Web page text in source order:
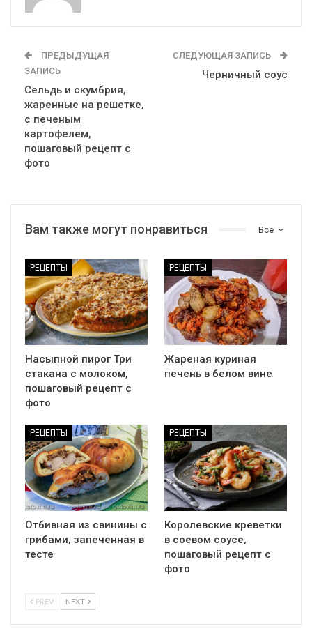
ПРЕДЫДУЩАЯ
ЗАПИСЬ
Сельдь и скумбрия,
жаренные на решетке,
с печеным
картофелем,
пошаговый рецепт с
фото
СЛЕДУЮЩАЯ ЗАПИСЬ
Черничный соус
Все
Вам также могут понравиться
РЕЦЕПТЫ
Насыпной пирог Три
стакана с молоком,
пошаговый рецепт с
фото
РЕЦЕПТЫ
Жареная куриная
печень в белом вине
РЕЦЕПТЫ
Отбивная из свинины с
грибами, запеченная в
тесте
РЕЦЕПТЫ
Королевские креветки
в соевом соусе,
пошаговый рецепт с
фото
PREV NEXT